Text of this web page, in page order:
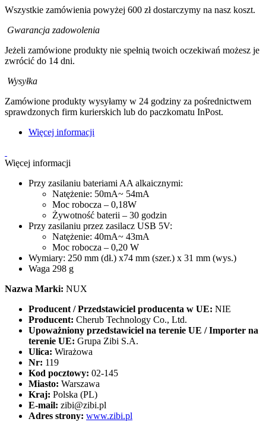
Wszystkie zamówienia powyżej 600 zł dostarczymy na nasz koszt.
Gwarancja zadowolenia
Jeżeli zamówione produkty nie spełnią twoich oczekiwań możesz je
zwrócić do 14 dni.
Wysyłka
Zamówione produkty wysyłamy w 24 godziny za pośrednictwem
sprawdzonych firm kurierskich lub do paczkomatu InPost.
Więcej informacji
Więcej informacji
Przy zasilaniu bateriami AA alkaicznymi:
Natężenie: 50mA~ 54mA
Moc robocza – 0,18W
Żywotność baterii – 30 godzin
Przy zasilaniu przez zasilacz USB 5V:
Natężenie: 40mA~ 43mA
Moc robocza – 0,20 W
Wymiary: 250 mm (dł.) x74 mm (szer.) x 31 mm (wys.)
Waga 298 g
Nazwa Marki: NUX
Producent / Przedstawiciel producenta w UE: NIE
Producent: Cherub Technology Co., Ltd.
Upoważniony przedstawiciel na terenie UE / Importer na
terenie UE: Grupa Zibi S.A.
Ulica: Wirażowa
Nr: 119
Kod pocztowy: 02-145
Miasto: Warszawa
Kraj: Polska (PL)
E-mail: zibi@zibi.pl
Adres strony: www.zibi.pl